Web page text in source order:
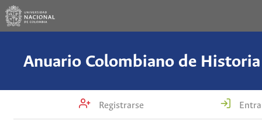
Registrarse